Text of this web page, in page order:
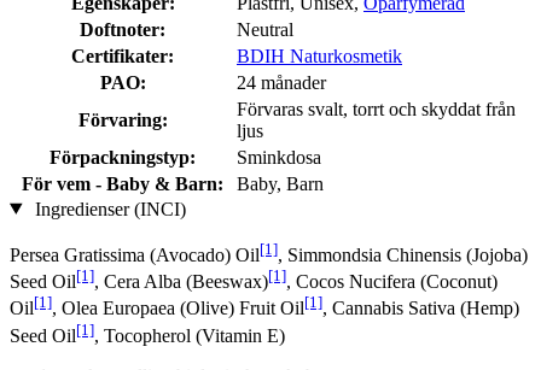
Doftnoter:
Neutral
Certifikater:
BDIH Naturkosmetik
PAO:
24 månader
Förvaring:
Förvaras svalt, torrt och skyddat från
ljus
Förpackningstyp:
Sminkdosa
För vem - Baby & Barn:
Baby, Barn
Ingredienser (INCI)
Persea Gratissima (Avocado) Oil[1], Simmondsia Chinensis (Jojoba)
Seed Oil[1], Cera Alba (Beeswax)[1], Cocos Nucifera (Coconut)
Oil[1], Olea Europaea (Olive) Fruit Oil[1], Cannabis Sativa (Hemp)
Seed Oil[1], Tocopherol (Vitamin E)